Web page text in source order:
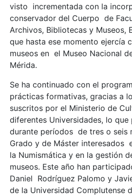
visto incrementada con la
conservador del Cuerpo de
Archivos, Bibliotecas y Museos,
que hasta ese momento ejercía
museos en el Museo Nacional
Mérida.
Se ha continuado con el
prácticas formativas, gracias a
suscritos por el Ministerio de
diferentes Universidades, lo
durante períodos de tres o seis
Grado y de Máster interesados
la Numismática y en la gestión
museos. Este año han
Daniel Rodríguez Palomo y
de la Universidad Complutense